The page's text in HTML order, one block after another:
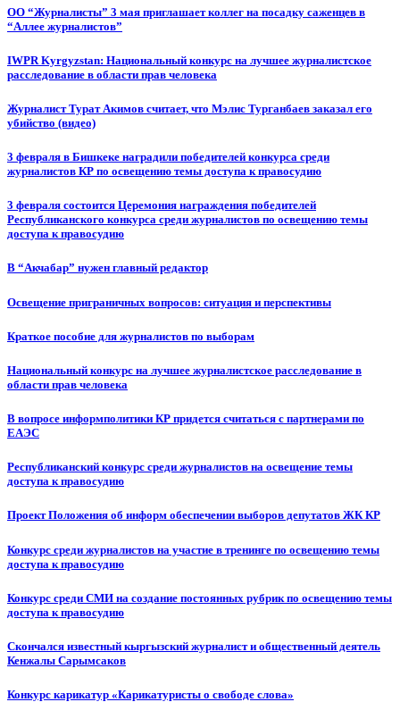
ОО “Журналисты” 3 мая приглашает коллег на посадку саженцев в
“Аллее журналистов”
IWPR Kyrgyzstan: Национальный конкурс на лучшее журналистское
расследование в области прав человека
Журналист Турат Акимов считает, что Мэлис Турганбаев заказал его
убийство (видео)
3 февраля в Бишкеке наградили победителей конкурса среди
журналистов КР по освещению темы доступа к правосудию
3 февраля состоится Церемония награждения победителей
Республиканского конкурса среди журналистов по освещению темы
доступа к правосудию
В “Акчабар” нужен главный редактор
Освещение приграничных вопросов: ситуация и перспективы
Краткое пособие для журналистов по выборам
Национальный конкурс на лучшее журналистское расследование в
области прав человека
В вопросе информполитики КР придется считаться с партнерами по
ЕАЭС
Республиканский конкурс среди журналистов на освещение темы
доступа к правосудию
Проект Положения об информ обеспечении выборов депутатов ЖК КР
Конкурс среди журналистов на участие в тренинге по освещению темы
доступа к правосудию
Конкурс среди СМИ на создание постоянных рубрик по освещению темы
доступа к правосудию
Скончался известный кыргызский журналист и общественный деятель
Кенжалы Сарымсаков
Конкурс карикатур «Карикатуристы о свободе слова»